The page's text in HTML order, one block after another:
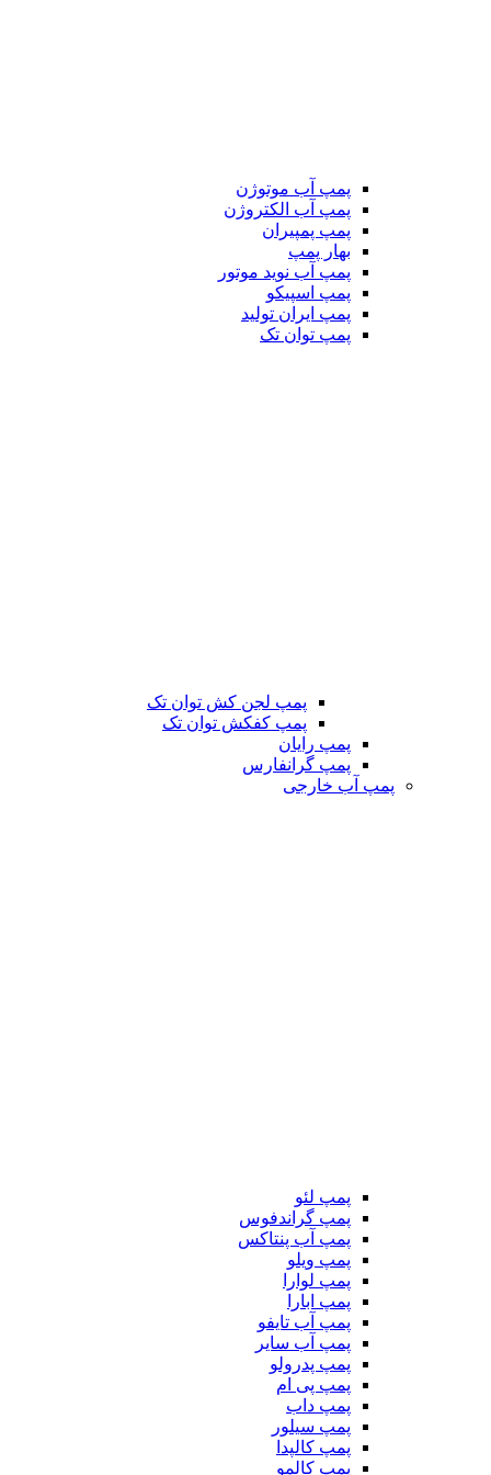
پمپ آب موتوژن
پمپ آب الکتروژن
پمپ پمپیران
بهار پمپ
پمپ آب نوید موتور
پمپ اسپیکو
پمپ ایران تولید
پمپ توان تک
پمپ لجن کش توان تک
پمپ کفکش توان تک
پمپ رایان
پمپ گرانفارس
پمپ آب خارجی
پمپ لئو
پمپ گراندفوس
پمپ آب پنتاکس
پمپ ویلو
پمپ لوارا
پمپ ابارا
پمپ آب تایفو
پمپ آب سایر
پمپ پدرولو
پمپ پی ام
پمپ داب
پمپ سیلور
پمپ کالپدا
پمپ کالمو